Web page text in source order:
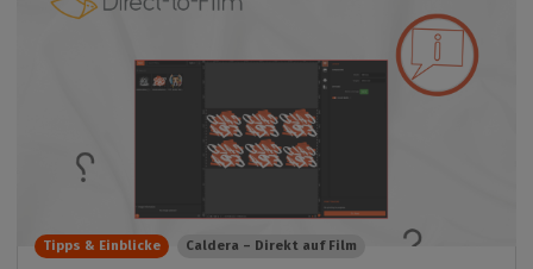
Tipps & Einblicke Caldera – Direkt auf Film